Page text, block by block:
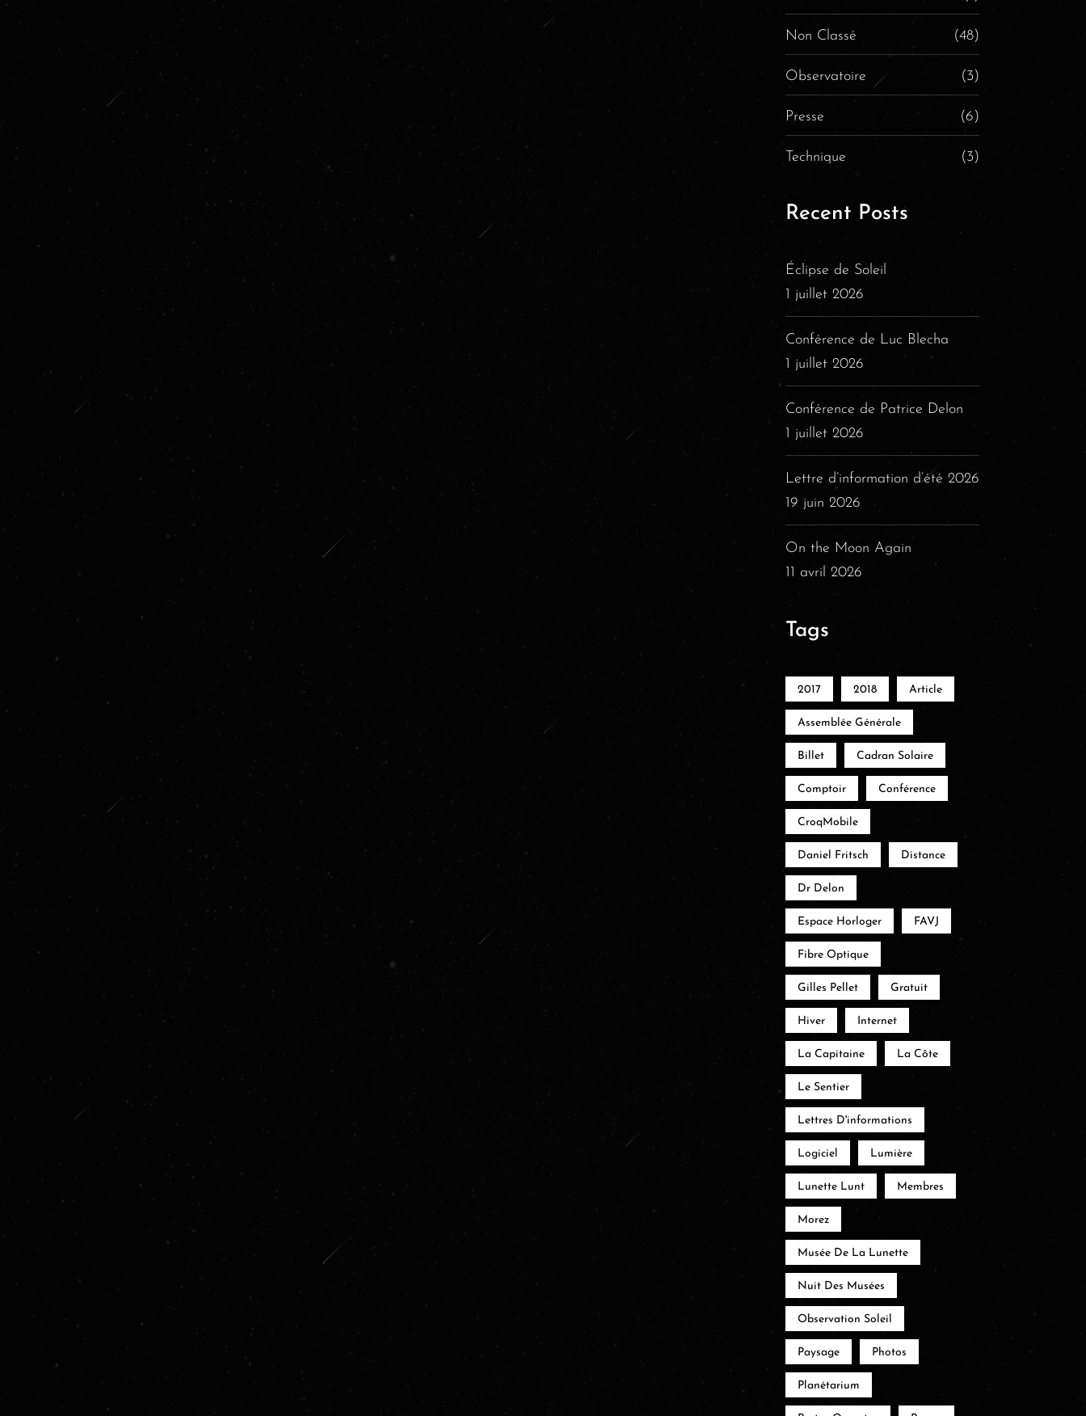
Non Classé (48)
Observatoire (3)
Presse (6)
Technique (3)
Recent Posts
Éclipse de Soleil
1 juillet 2026
Conférence de Luc Blecha
1 juillet 2026
Conférence de Patrice Delon
1 juillet 2026
Lettre d’information d’été 2026
19 juin 2026
On the Moon Again
11 avril 2026
Tags
2017 2018 Article
Assemblée Générale
Billet Cadran Solaire
Comptoir Conférence
CroqMobile
Daniel Fritsch Distance
Dr Delon
Espace Horloger FAVJ
Fibre Optique
Gilles Pellet Gratuit
Hiver Internet
La Capitaine La Côte
Le Sentier
Lettres D'informations
Logiciel Lumière
Lunette Lunt Membres
Morez
Musée De La Lunette
Nuit Des Musées
Observation Soleil
Paysage Photos
Planétarium